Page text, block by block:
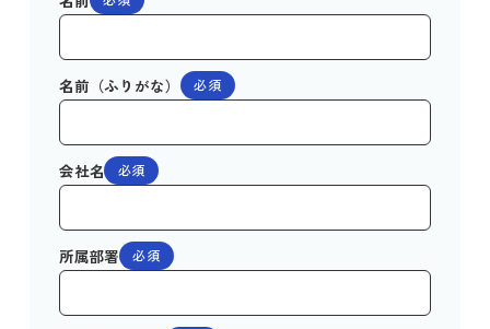
名前（ふりがな） 必須
会社名 必須
所属部署 必須